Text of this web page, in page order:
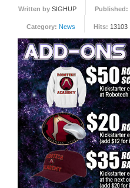
FANDOM
Featured Fandom
Roboblogs
DOWNLOADS
CONTACT US
Written by SIGHUP Published:
Category: News Hits: 13103